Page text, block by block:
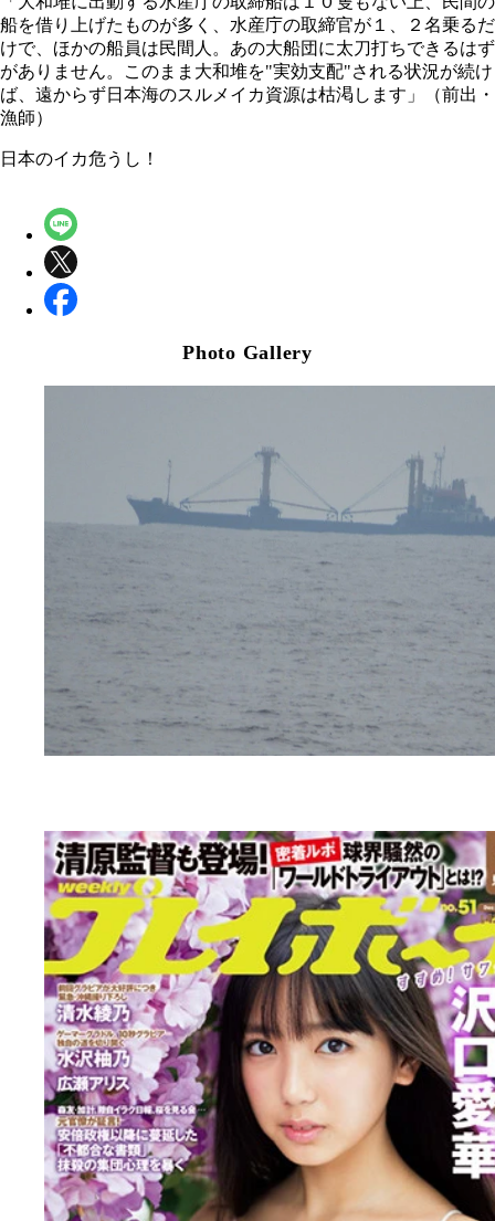
船を借り上げたものが多く、水産庁の取締官が１、２名乗るだ
けで、ほかの船員は民間人。あの大船団に太刀打ちできるはず
がありません。このまま大和堆を"実効支配"される状況が続け
ば、遠からず日本海のスルメイカ資源は枯渇します」（前出・
漁師）
日本のイカ危うし！
Photo Gallery